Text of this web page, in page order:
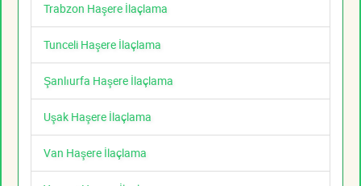
Trabzon Haşere İlaçlama
Tunceli Haşere İlaçlama
Şanlıurfa Haşere İlaçlama
Uşak Haşere İlaçlama
Van Haşere İlaçlama